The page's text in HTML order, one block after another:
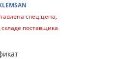
спец.цена,
поставщика